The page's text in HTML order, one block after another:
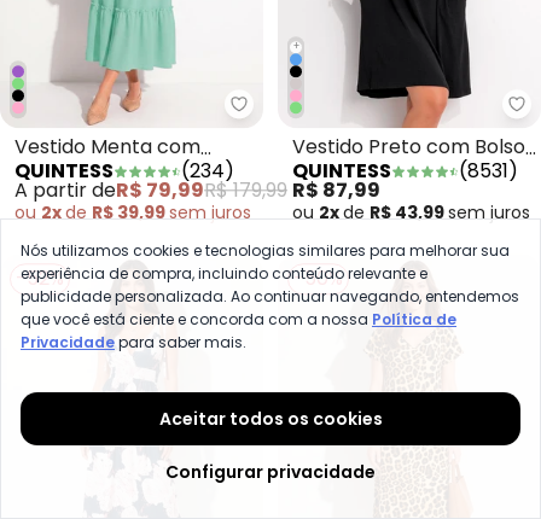
Quintess - Vestido Menta com
Vestido Menta com
Babados e Alças para
Amarrar
QUINTESS (234)
A partir deR$ 79,99R$ 179,99
ou2xdeR$ 39,99semjuros
+
Vestido Preto com Bolsos
e Mangas Curtas
QUINTESS (8531)
R$ 87,99
ou2xdeR$ 43,99semjuros
-52% -50%
Nós utilizamos cookies e tecnologias similares para melhorar sua
experiência de compra, incluindo conteúdo relevante e
publicidade personalizada. Ao continuar navegando, entendemos
que você está ciente e concorda com a nossa Política de
Privacidadepara saber mais.
Aceitar todos os cookies
Configurar privacidade